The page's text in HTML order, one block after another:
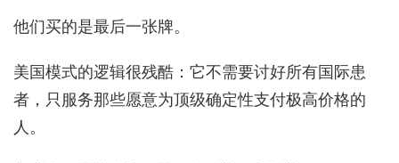
他们买的是最后一张牌。
美国模式的逻辑很残酷：它不需要讨好所有国际患
者，只服务那些愿意为顶级确定性支付极高价格的
人。